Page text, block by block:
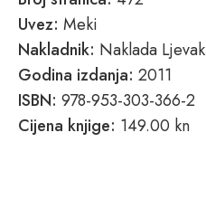
Uvez: Meki
Nakladnik: Naklada Ljevak
Godina izdanja: 2011
ISBN: 978-953-303-366-2
Cijena knjige: 149.00 kn